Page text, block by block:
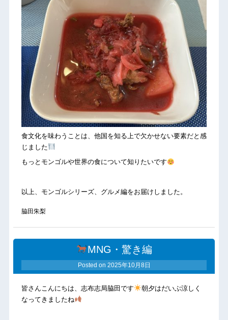
食文化を味わうことは、他国を知る上で欠かせない要素だと感
じました
もっとモンゴルや世界の食について知りたいです
以上、モンゴルシリーズ、グルメ編をお届けしました。
脇田朱梨
MNG・驚き編
Posted on 2025年10月8日
皆さんこんにちは、志布志局脇田です
朝夕はだいぶ涼しく
なってきましたね